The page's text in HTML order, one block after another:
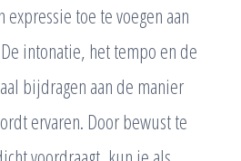
toe te voegen aan
intonatie, het tempo en de
bijdragen aan de manier
ervaren. Door bewust te